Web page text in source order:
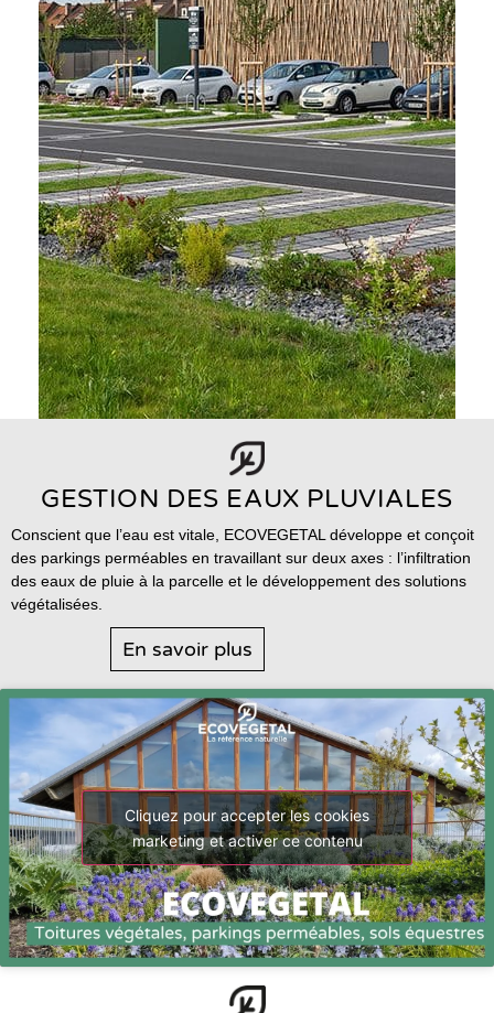
GESTION DES EAUX PLUVIALES
Conscient que l’eau est vitale, ECOVEGETAL développe et conçoit
des parkings perméables en travaillant sur deux axes : l’infiltration
des eaux de pluie à la parcelle et le développement des solutions
végétalisées.
En savoir plus
Cliquez pour accepter les cookies
marketing et activer ce contenu